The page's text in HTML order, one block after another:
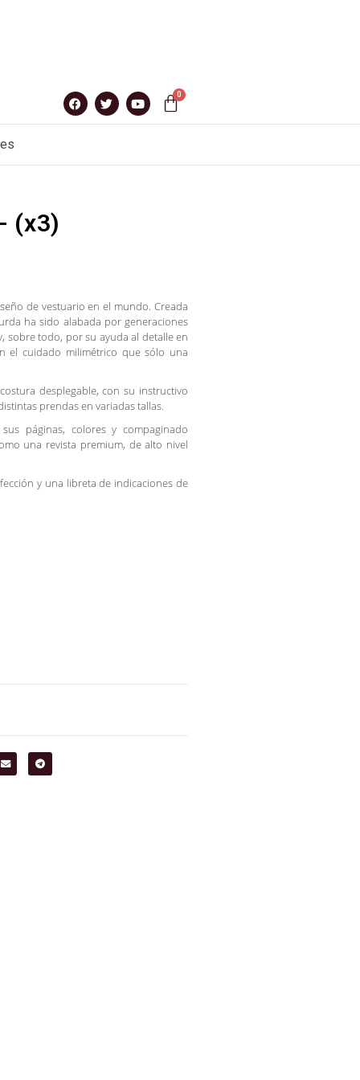
(x3)
de vestuario en el mundo. Creada
ha sido alabada por generaciones
sobre todo, por su ayuda al detalle en
el cuidado milimétrico que sólo una
desplegable, con su instructivo
prendas en variadas tallas.
páginas, colores y compaginado
una revista premium, de alto nivel
y una libreta de indicaciones de